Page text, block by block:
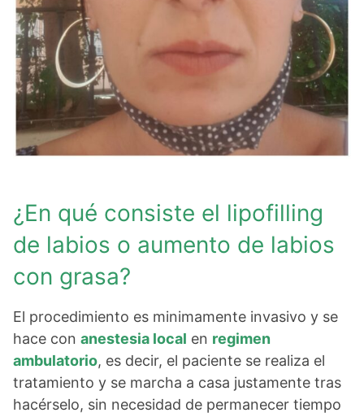
¿En qué consiste el lipofilling
de labios o aumento de labios
con grasa?
El procedimiento es minimamente invasivo y se
hace con anestesia local en regimen
ambulatorio, es decir, el paciente se realiza el
tratamiento y se marcha a casa justamente tras
hacérselo, sin necesidad de permanecer tiempo